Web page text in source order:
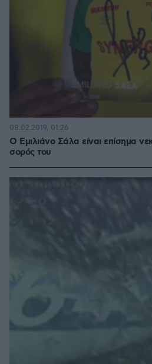
Ο Εμιλιάνο Σάλα είναι επίσημα
σορός του
08.02.2019, 01:26